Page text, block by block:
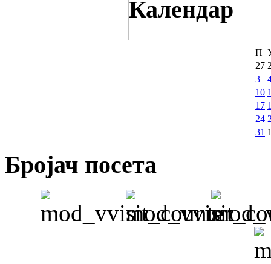
Календар
П
27
3
10
17
24
31
Бројач посета